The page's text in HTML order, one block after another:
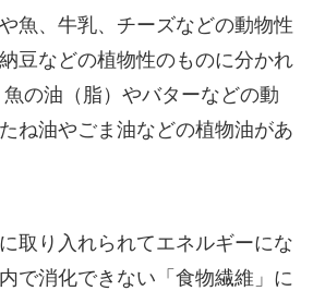
魚、牛乳、チーズなどの動物性
豆などの植物性のものに分かれ
の油（脂）やバターなどの動
ね油やごま油などの植物油があ
取り入れられてエネルギーにな
で消化できない「食物繊維」に